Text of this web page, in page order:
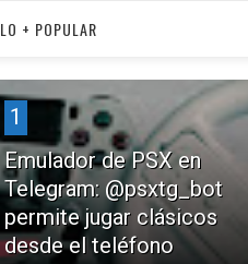
LO + POPULAR
1
Emulador de PSX en
Telegram: @psxtg_bot
permite jugar clásicos
desde el teléfono